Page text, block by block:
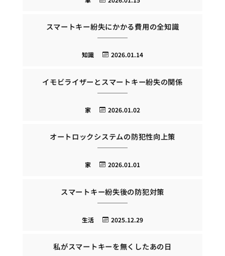
スマートキー紛失にかかる費用の全知識
2026.01.14
知識
イモビライザーとスマートキー紛失の関係
2026.01.02
家
オートロックシステムの防犯性向上策
2026.01.01
家
スマートキー紛失後の防犯対策
2025.12.29
生活
私がスマートキーを無くしたあの日